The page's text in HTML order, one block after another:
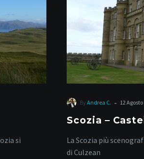
si
By Andrea C. - 12
Scozia –
La Scozia più
di Culzean